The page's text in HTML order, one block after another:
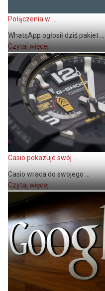
Połączenia w ...
WhatsApp ogłosił dziś pakiet ...
Czytaj więcej
Casio pokazuje swój ...
Casio wraca do swojego ...
Czytaj więcej